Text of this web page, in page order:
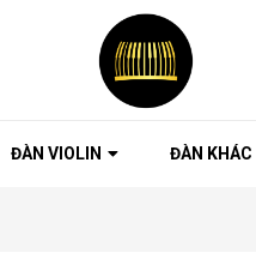
ĐÀN VIOLIN ĐÀN KHÁC